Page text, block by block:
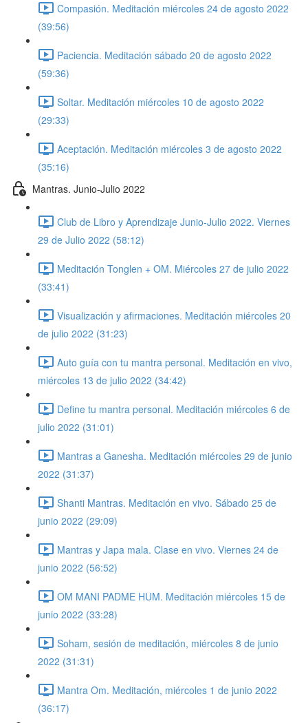
Compasión. Meditación miércoles 24 de agosto 2022
(39:56)
Paciencia. Meditación sábado 20 de agosto 2022
(59:36)
Soltar. Meditación miércoles 10 de agosto 2022
(29:33)
Aceptación. Meditación miércoles 3 de agosto 2022
(35:16)
Mantras. Junio-Julio 2022
Club de Libro y Aprendizaje Junio-Julio 2022. Viernes
29 de Julio 2022 (58:12)
Meditación Tonglen + OM. Miércoles 27 de julio 2022
(33:41)
Visualización y afirmaciones. Meditación miércoles 20
de julio 2022 (31:23)
Auto guía con tu mantra personal. Meditación en vivo,
miércoles 13 de julio 2022 (34:42)
Define tu mantra personal. Meditación miércoles 6 de
julio 2022 (31:01)
Mantras a Ganesha. Meditación miércoles 29 de junio
2022 (31:37)
Shanti Mantras. Meditación en vivo. Sábado 25 de
junio 2022 (29:09)
Mantras y Japa mala. Clase en vivo. Viernes 24 de
junio 2022 (56:52)
OM MANI PADME HUM. Meditación miércoles 15 de
junio 2022 (33:28)
Soham, sesión de meditación, miércoles 8 de junio
2022 (31:31)
Mantra Om. Meditación, miércoles 1 de junio 2022
(36:17)